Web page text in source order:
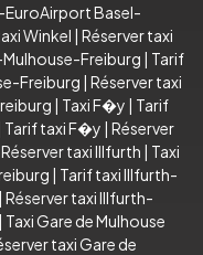
EuroAirport Basel-
Winkel | Réserver taxi
Freiburg | Tarif
Freiburg | Réserver taxi
| Taxi F�y | Tarif
Tarif taxi F�y | Réserver
Réserver taxi Illfurth | Taxi
| Tarif taxi Illfurth-
| Réserver taxi Illfurth-
| Taxi Gare de Mulhouse
taxi Gare de